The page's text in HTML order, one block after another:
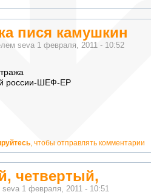
пися камушкин
seva 1 февраля, 2011 - 10:52
россии-ШЕФ-ЕР
, чтобы отправлять комментарии
четвертый,
seva 1 февраля, 2011 - 10:51